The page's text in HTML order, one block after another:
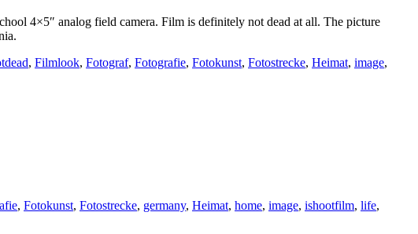
4×5″ analog field camera. Film is definitely not dead at all. The picture
, Filmlook, Fotograf, Fotografie, Fotokunst, Fotostrecke, Heimat, image,
, Fotokunst, Fotostrecke, germany, Heimat, home, image, ishootfilm, life,